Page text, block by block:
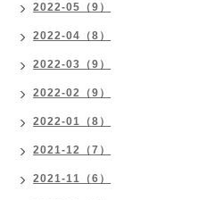
2022-05（9）
2022-04（8）
2022-03（9）
2022-02（9）
2022-01（8）
2021-12（7）
2021-11（6）